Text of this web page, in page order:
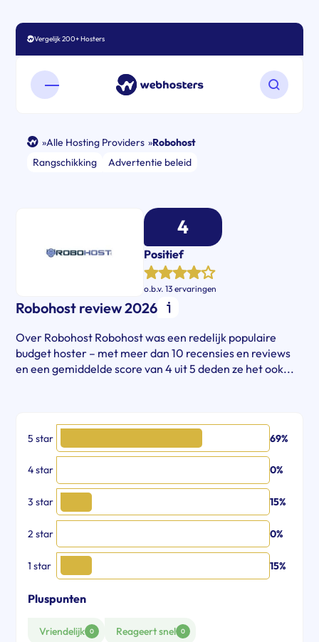
Vergelijk 200+ Hosters
Open mobiel menu Zoeken
»Alle Hosting Providers »Robohost
Rangschikking
Advertentie beleid
Robohost review 2026
Over Robohost Robohost was een redelijk populaire
budget hoster – met meer dan 10 recensies en reviews
en een gemiddelde score van 4 uit 5 deden ze het ook...
Positief
o.b.v. 13 ervaringen
4
5 star 69%
4 star 0%
3 star 15%
2 star 0%
1 star 15%
Pluspunten
Vriendelijk 0 Reageert snel 0